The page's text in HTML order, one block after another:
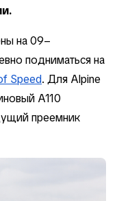
на 09–
подниматься на
Speed. Для Alpine
A110
преемник